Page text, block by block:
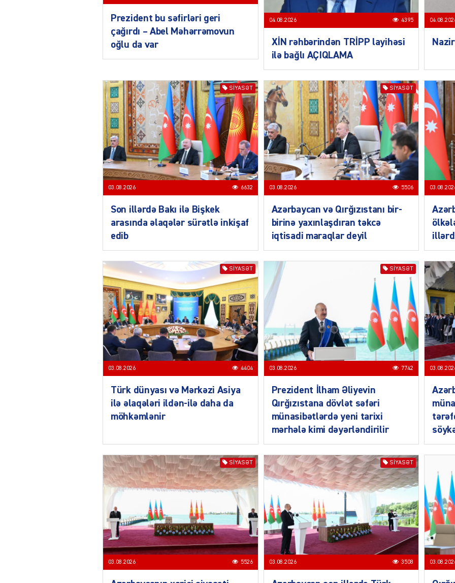
DÜNYA
ŞOU-
SIYASƏT
DÜNYA
Prezident bu səfirləri geri
çağırdı – Abel Məhərrəmovun
oğlu da var
04.08.2026 4395
XİN rəhbərindən TRİPP layihəsi
ilə bağlı AÇIQLAMA
SIYASƏT
03.08.2026 6632
Son illərdə Bakı ilə Bişkek
arasında əlaqələr sürətlə inkişaf
edib
SIYASƏT
03.08.2026 5506
Azərbaycan və Qırğızıstanı bir-
birinə yaxınlaşdıran təkcə
iqtisadi maraqlar deyil
SIYASƏT
03.08.2026 4404
Türk dünyası və Mərkəzi Asiya
ilə əlaqələri ildən-ilə daha da
möhkəmlənir
SIYASƏT
03.08.2026 7742
Prezident İlham Əliyevin
Qırğızıstana dövlət səfəri
münasibətlərdə yeni tarixi
mərhələ kimi dəyərləndirilir
SIYASƏT
03.08.2026 5526
SIYASƏT
03.08.2026 3508